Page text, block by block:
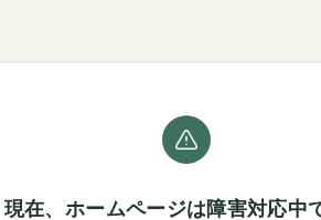
現在、ホームページは障害対応中